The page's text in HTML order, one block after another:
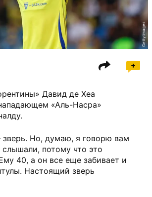
Getty Images
Давид де Хеа
«Аль-Насра»
Но, думаю, я говорю вам
потому что это
40, а он все еще забивает и
Настоящий зверь